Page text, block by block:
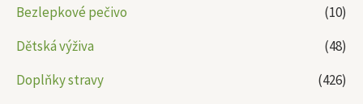
Bezlepkové pečivo
(10)
Dětská výživa
(48)
Doplňky stravy
(426)